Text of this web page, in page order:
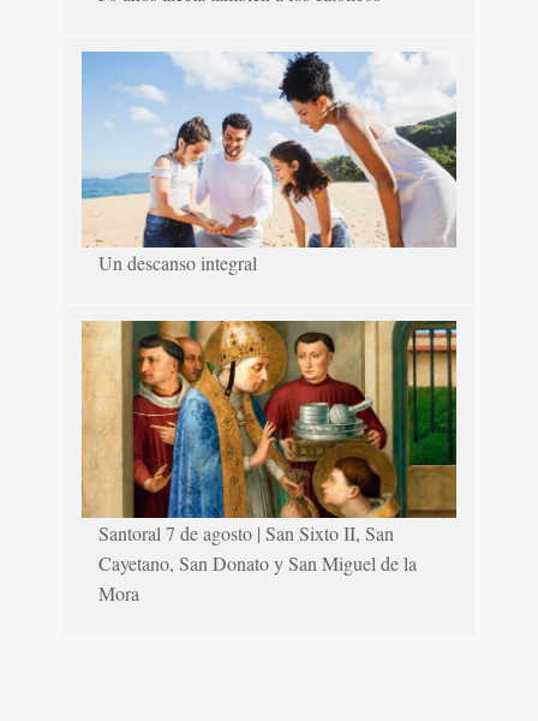
Un descanso integral
Santoral 7 de agosto | San Sixto II, San
Cayetano, San Donato y San Miguel de la
Mora